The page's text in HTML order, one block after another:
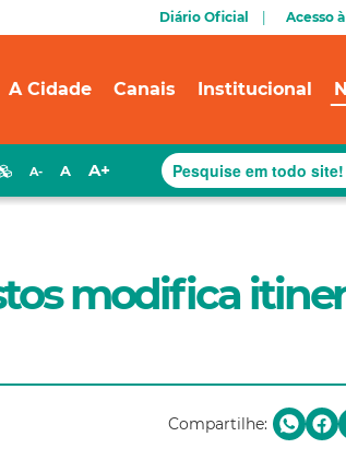
Diário Oficial Acesso
A Cidade Canais Institucional
A- A A+
modifica
Compartilhe: